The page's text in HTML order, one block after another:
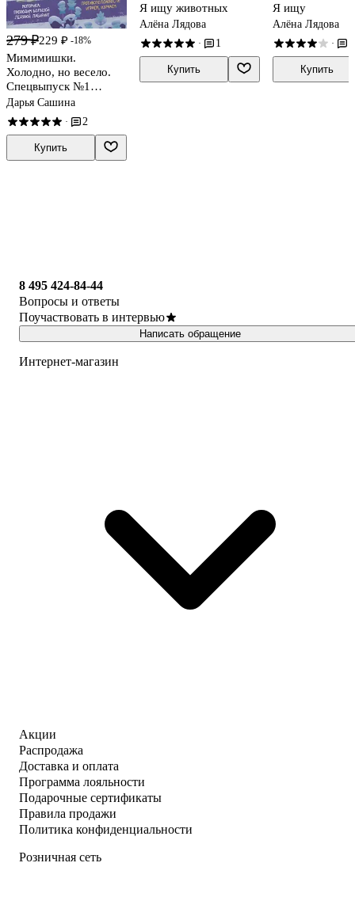
279 ₽229 ₽ -18%
Мимимишки.
Холодно, но весело.
Спецвыпуск №1
(+наклейки)
Дарья Сашина
· 2
Купить
Я ищу животных
Алёна Лядова
· 1
Купить
Я ищу
Алёна Лядова
·
Купить
8 495 424-84-44
Вопросы и ответы
Поучаствовать в интервью
Написать обращение
Интернет-магазин
Акции
Распродажа
Доставка и оплата
Программа лояльности
Подарочные сертификаты
Правила продажи
Политика конфиденциальности
Розничная сеть